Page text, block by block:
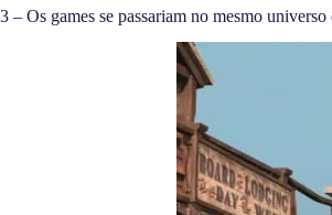
3 – Os games se passariam no mesmo